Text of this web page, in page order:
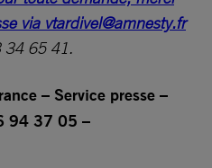
via vtardivel@amnesty.fr
34 65 41.
– Service presse –
94 37 05 –